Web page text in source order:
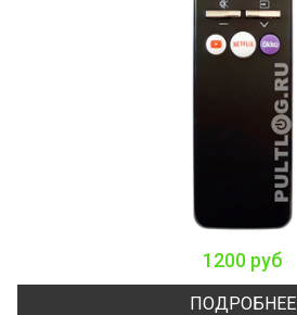
1200 руб
ПОДРОБНЕЕ